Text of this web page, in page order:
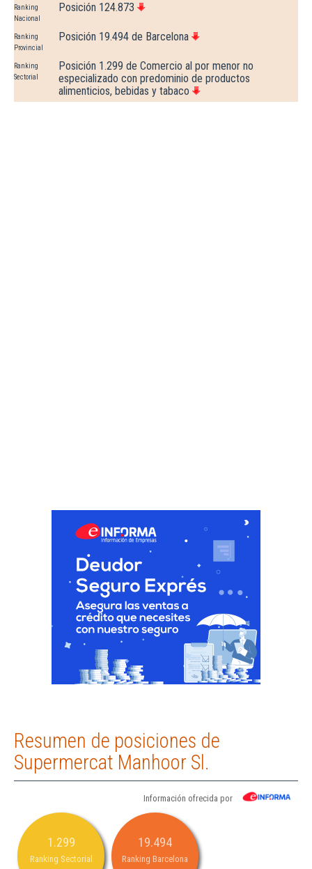
Ranking
Nacional
Posición 124.873
Ranking
Provincial
Posición 19.494 de Barcelona
Ranking
Sectorial
Posición 1.299 de Comercio al por menor no
especializado con predominio de productos
alimenticios, bebidas y tabaco
Resumen de posiciones de
Supermercat Manhoor Sl.
Información ofrecida por
1.299
Ranking Sectorial
19.494
Ranking Barcelona